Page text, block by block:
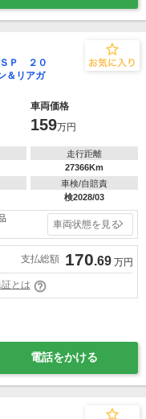
Ｐ ２０
＆リアガ
車両価格
159万円
走行距離
27366Km
車検/自賠責
検2028/03
車両状態を見る
支払総額 170.69 万円
とは
電話をかける